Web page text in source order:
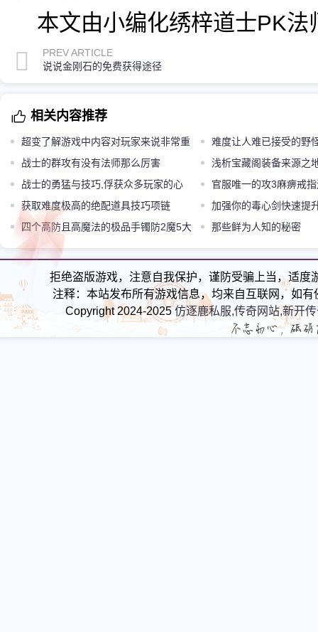
本文由小编化绣梓道士PK法
PREV ARTICLE
说说金刚石的免费获得途径
相关内容推荐
超变了解游戏中内容对玩家来说非常重
难度让人难已接受的野
战士的群攻有没有法师那么厉害
浅析宝藏阁装备来源之
战士的勇猛与技巧,俘获众多玩家的心
官服唯一的攻3麻痹戒
获取难度极高的绝配道具技巧项链
加强你的毒心剑快速提
用方法
四个高防且高魔法的极品手镯防2魔5大
手镯真香
那些鲜为人知的秘密
拒绝盗版游戏，注意自我保护，谨防受骗上当，适
注释：本站发布所有游戏信息，均来自互联网，如
Copyright 2024-2025仿逐鹿私服,传奇网站,新开